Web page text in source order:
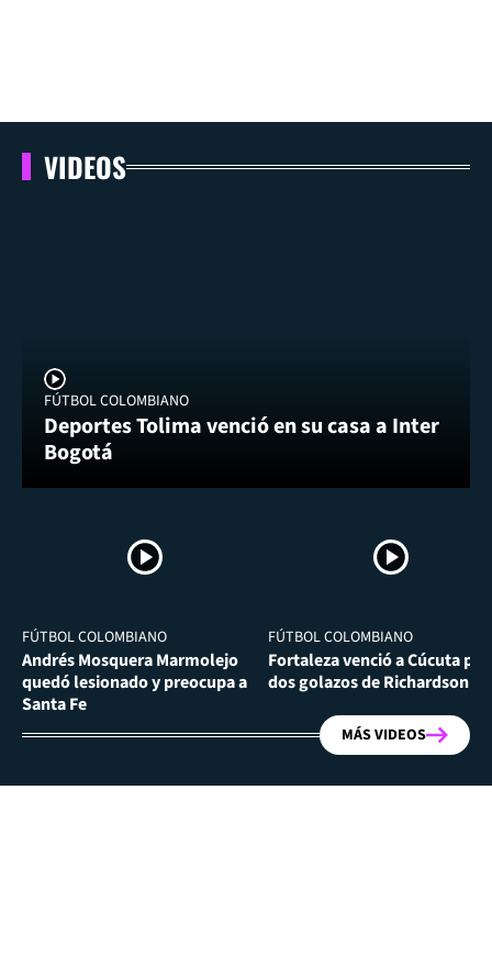
VIDEOS
FÚTBOL COLOMBIANO
Deportes Tolima venció en su casa a Inter
Bogotá
FÚTBOL COLOMBIANO
Andrés Mosquera Marmolejo
quedó lesionado y preocupa a
Santa Fe
FÚTBOL COLOMBIANO
Fortaleza venció a Cúcuta por
dos golazos de Richardson
MÁS VIDEOS